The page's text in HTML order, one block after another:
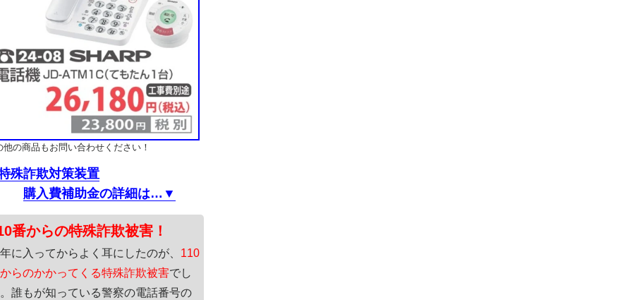
他の商品もお問い合わせください！
殊詐欺対策装置
購入費補助金の詳細は…▼
番からの特殊詐欺被害！
に入ってからよく耳にしたのが、 110
らのかかってくる特殊詐欺被害でし
誰もが知っている警察の電話番号の